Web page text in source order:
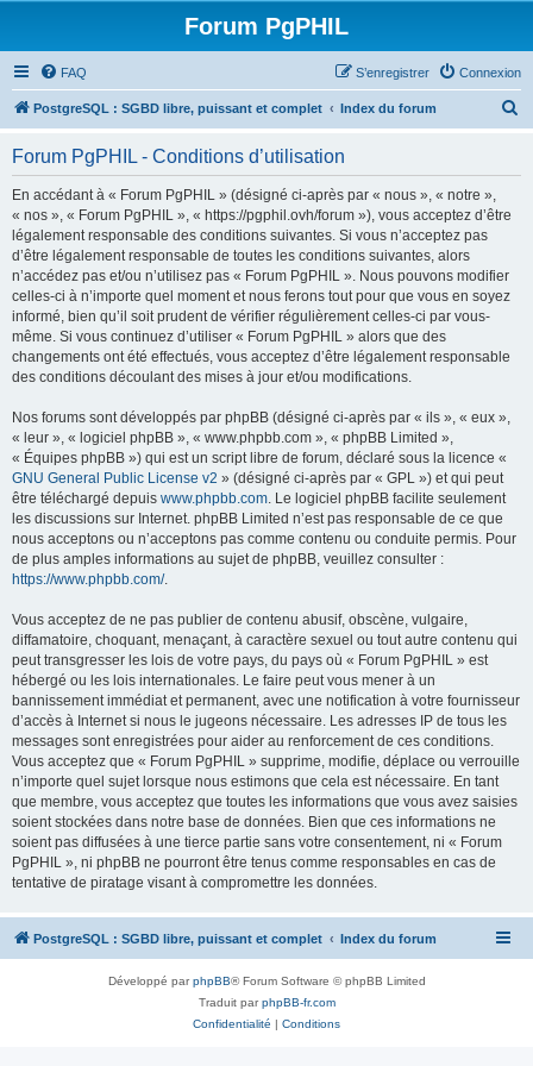
Forum PgPHIL
FAQ Connexion
S’enregistrer
PostgreSQL : SGBD libre, puissant et complet Index du forum
Forum PgPHIL - Conditions d’utilisation
En accédant à « Forum PgPHIL » (désigné ci-après par « nous », « notre »,
« nos », « Forum PgPHIL », « https://pgphil.ovh/forum »), vous acceptez d’être
légalement responsable des conditions suivantes. Si vous n’acceptez pas
d’être légalement responsable de toutes les conditions suivantes, alors
n’accédez pas et/ou n’utilisez pas « Forum PgPHIL ». Nous pouvons modifier
celles-ci à n’importe quel moment et nous ferons tout pour que vous en soyez
informé, bien qu’il soit prudent de vérifier régulièrement celles-ci par vous-
même. Si vous continuez d’utiliser « Forum PgPHIL » alors que des
changements ont été effectués, vous acceptez d’être légalement responsable
des conditions découlant des mises à jour et/ou modifications.
Nos forums sont développés par phpBB (désigné ci-après par « ils », « eux »,
« leur », « logiciel phpBB », « www.phpbb.com », « phpBB Limited »,
« Équipes phpBB ») qui est un script libre de forum, déclaré sous la licence «
GNU General Public License v2 » (désigné ci-après par « GPL ») et qui peut
être téléchargé depuis www.phpbb.com. Le logiciel phpBB facilite seulement
les discussions sur Internet. phpBB Limited n’est pas responsable de ce que
nous acceptons ou n’acceptons pas comme contenu ou conduite permis. Pour
de plus amples informations au sujet de phpBB, veuillez consulter :
https://www.phpbb.com/.
Vous acceptez de ne pas publier de contenu abusif, obscène, vulgaire,
diffamatoire, choquant, menaçant, à caractère sexuel ou tout autre contenu qui
peut transgresser les lois de votre pays, du pays où « Forum PgPHIL » est
hébergé ou les lois internationales. Le faire peut vous mener à un
bannissement immédiat et permanent, avec une notification à votre fournisseur
d’accès à Internet si nous le jugeons nécessaire. Les adresses IP de tous les
messages sont enregistrées pour aider au renforcement de ces conditions.
Vous acceptez que « Forum PgPHIL » supprime, modifie, déplace ou verrouille
n’importe quel sujet lorsque nous estimons que cela est nécessaire. En tant
que membre, vous acceptez que toutes les informations que vous avez saisies
soient stockées dans notre base de données. Bien que ces informations ne
soient pas diffusées à une tierce partie sans votre consentement, ni « Forum
PgPHIL », ni phpBB ne pourront être tenus comme responsables en cas de
tentative de piratage visant à compromettre les données.
PostgreSQL : SGBD libre, puissant et complet Index du forum
Développé parphpBB® Forum Software © phpBB Limited
Traduit parphpBB-fr.com
Confidentialité | Conditions